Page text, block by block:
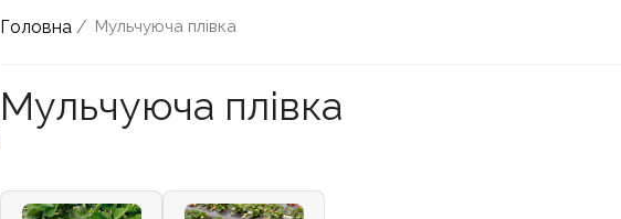
Головна / Мульчуюча плівка
Мульчуюча плівка